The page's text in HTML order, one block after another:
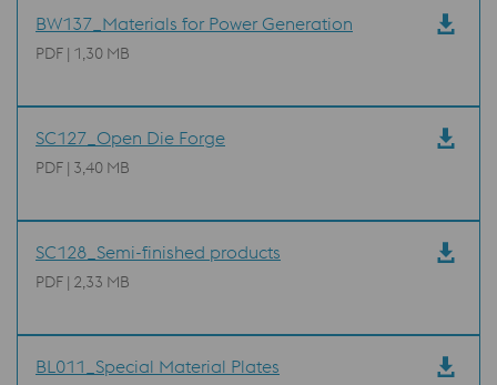
BW137_Materials for Power Generation
PDF | 1,30 MB
SC127_Open Die Forge
PDF | 3,40 MB
SC128_Semi-finished products
PDF | 2,33 MB
BL011_Special Material Plates